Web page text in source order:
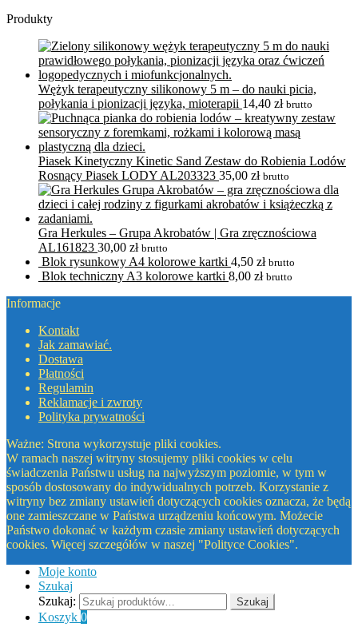
Produkty
Wężyk terapeutyczny silikonowy 5 m – do nauki picia,
połykania i pionizacji języka, mioterapii 14,40 zł brutto
Piasek Kinetyczny Kinetic Sand Zestaw do Robienia Lodów
Rosnący Piasek LODY AL203323 35,00 zł brutto
Gra Herkules – Grupa Akrobatów | Gra zręcznościowa
AL161823 30,00 zł brutto
Blok rysunkowy A4 kolorowe kartki 4,50 zł brutto
Blok techniczny A3 kolorowe kartki 8,00 zł brutto
Informacje
Kontakt
Jak zamawiać.
Dostawa
Płatności
Regulamin
Reklamacje i zwroty
Polityka prywatności
Ważne: Strona wykorzystuje pliki cookies.
W ramach naszej witryny stosujemy pliki cookies w celu
świadczenia Państwu usług na najwyższym poziomie, w tym w
sposób dostosowany do indywidualnych potrzeb. Korzystanie z
witryny bez zmiany ustawień dotyczących cookies oznacza, że będą
one zamieszczane w Państwa urządzeniu końcowym. Możecie
Państwo dokonać w każdym czasie zmiany ustawień dotyczących
cookies. Więcej szczegółów w naszej "Polityce Cookies".
Moje konto
Szukaj
Szukaj:
Szukaj
Koszyk 0